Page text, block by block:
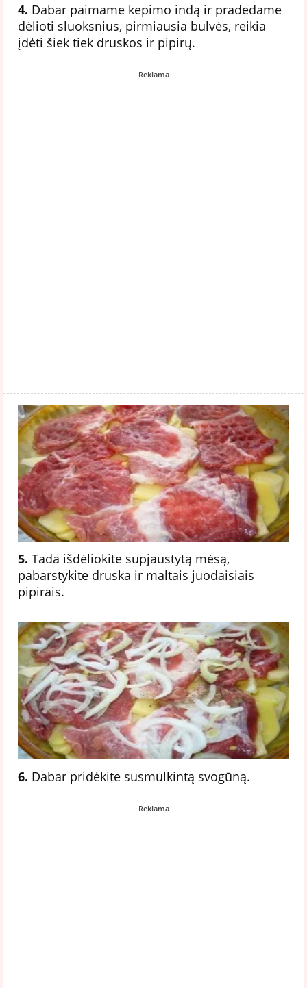
4. Dabar paimame kepimo indą ir pradedame
dėlioti sluoksnius, pirmiausia bulvės, reikia
įdėti šiek tiek druskos ir pipirų.
Reklama
5. Tada išdėliokite supjaustytą mėsą,
pabarstykite druska ir maltais juodaisiais
pipirais.
6. Dabar pridėkite susmulkintą svogūną.
Reklama